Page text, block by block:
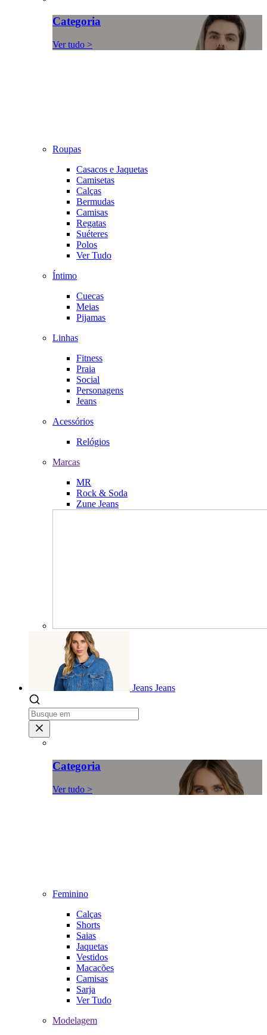
Categoria
Ver tudo >
Roupas
Casacos e Jaquetas
Camisetas
Calças
Bermudas
Camisas
Regatas
Suéteres
Polos
Ver Tudo
Íntimo
Cuecas
Meias
Pijamas
Linhas
Fitness
Praia
Social
Personagens
Jeans
Acessórios
Relógios
Marcas
MR
Rock & Soda
Zune Jeans
Jeans Jeans
Categoria
Ver tudo >
Feminino
Calças
Shorts
Saias
Jaquetas
Vestidos
Macacões
Camisas
Sarja
Ver Tudo
Modelagem